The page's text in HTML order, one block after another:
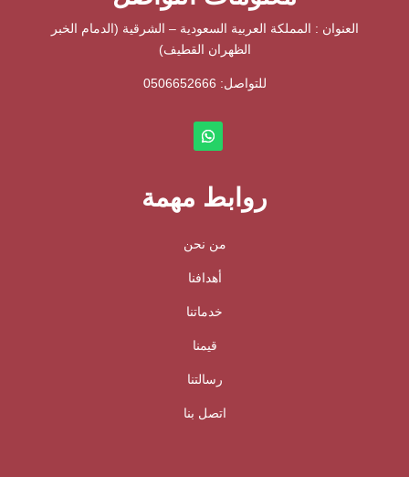
العنوان : المملكة العربية السعودية – الشرقية (الدمام الخبر
الظهران القطيف)
للتواصل: ⁦ 0506652666
روابط مهمة
من نحن
أهدافنا
خدماتنا
قيمنا
رسالتنا
اتصل بنا